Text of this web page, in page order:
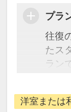
プラ
往復
たス
ラン
でき
ら、
洋室または